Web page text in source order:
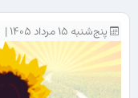
پنج‌شنبه ۱۵ مرداد ۱۴۰۵ |